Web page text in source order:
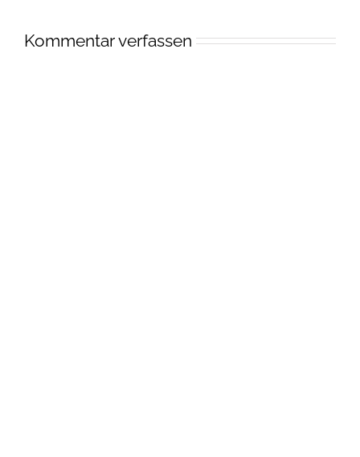
Kommentar verfassen